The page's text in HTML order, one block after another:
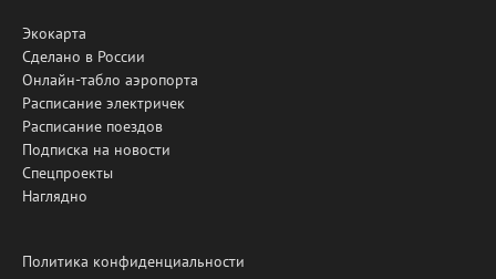
Экокарта
Сделано в России
Онлайн-табло аэропорта
Расписание электричек
Расписание поездов
Подписка на новости
Спецпроекты
Наглядно
Политика конфиденциальности